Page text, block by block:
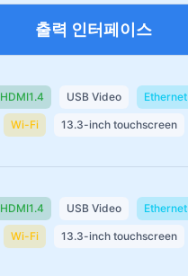
출력 인터페이스
HDMI1.4 USB Video Ethernet
Wi-Fi 13.3-inch touchscreen
HDMI1.4 USB Video Ethernet
Wi-Fi 13.3-inch touchscreen